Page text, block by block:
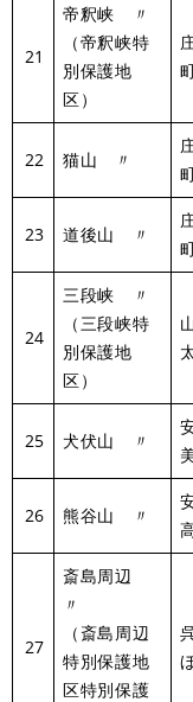
21
帝釈峡 〃
（帝釈峡特
別保護地
区）
22 猫山 〃
23 道後山 〃
24
三段峡 〃
（三段峡特
別保護地
区）
25 犬伏山 〃
26 熊谷山 〃
27
斎島周辺
〃
（斎島周辺
特別保護地
区特別保護